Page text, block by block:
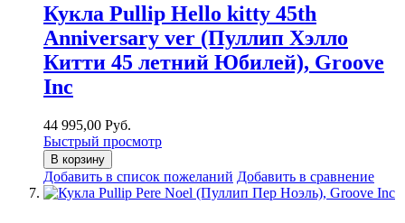
Кукла Pullip Hello kitty 45th
Anniversary ver (Пуллип Хэлло
Китти 45 летний Юбилей), Groove
Inc
44 995,00 Руб.
Быстрый просмотр
В корзину
Добавить в список пожеланий Добавить в сравнение